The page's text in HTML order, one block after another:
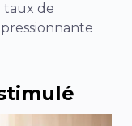
taux de